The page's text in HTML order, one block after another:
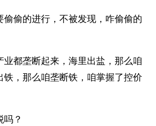
偷偷的进行，不被发现，咋偷偷的
业都垄断起来，海里出盐，那么咱
铁，那么咱垄断铁，咱掌握了控价
？